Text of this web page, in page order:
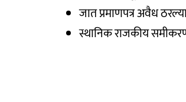
जात प्रमाणपत्र अवैध
स्थानिक राजकीय